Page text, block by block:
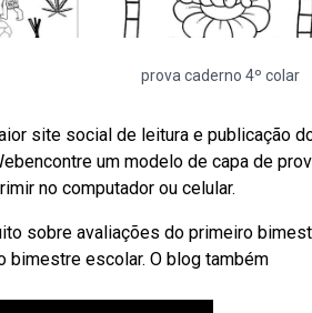
prova caderno 4º colar
site social de leitura e publicação
um modelo de capa de
no computador ou celular.
sobre avaliações do primeiro
bimestre escolar. O blog também